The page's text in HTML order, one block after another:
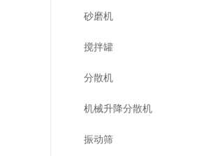
砂磨机
搅拌罐
分散机
机械升降分散机
振动筛